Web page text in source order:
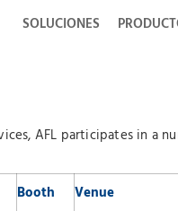
SOLUCIONES
AFL participates in a
Booth Venue